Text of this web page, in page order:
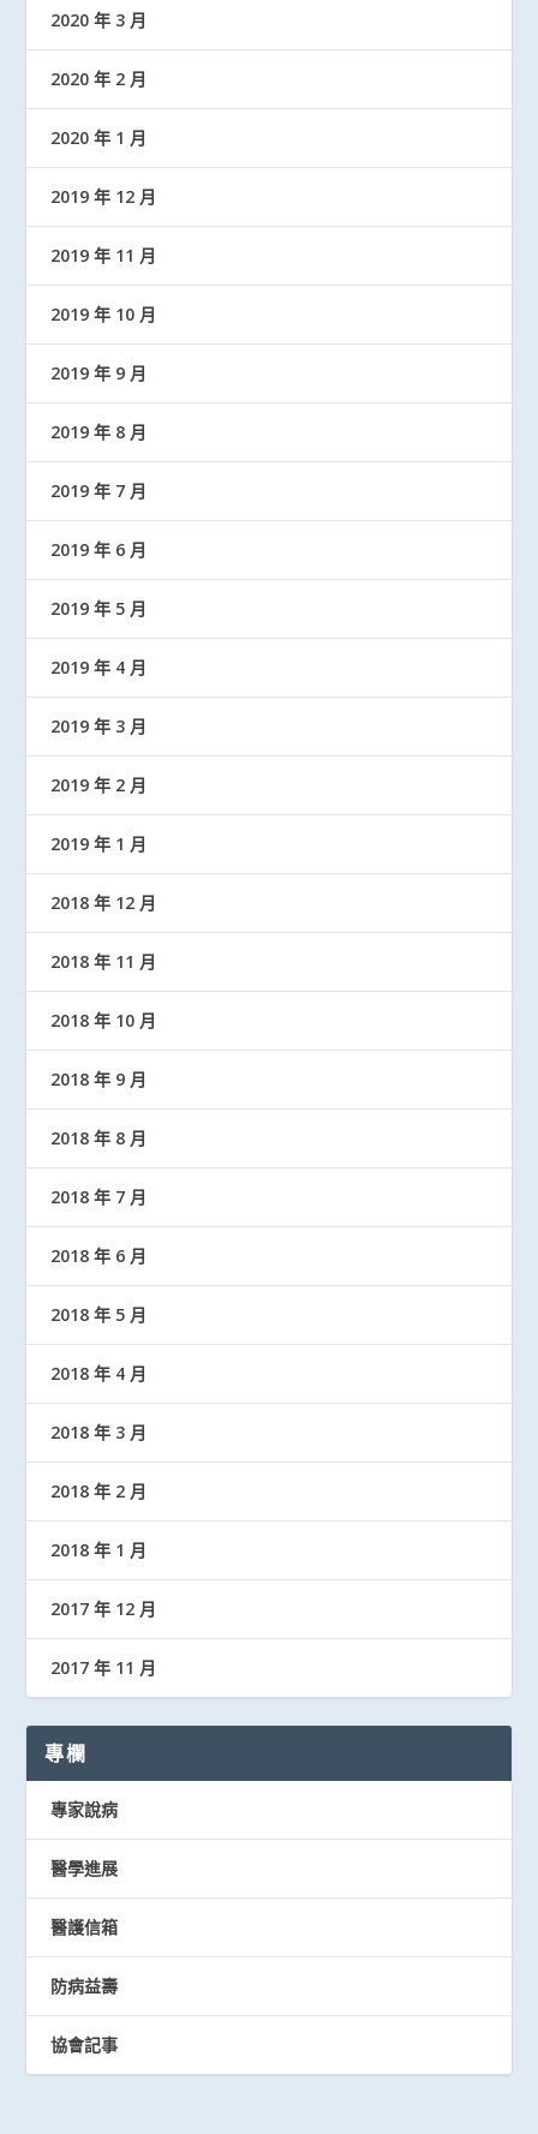
2020 年 3 月
2020 年 2 月
2020 年 1 月
2019 年 12 月
2019 年 11 月
2019 年 10 月
2019 年 9 月
2019 年 8 月
2019 年 7 月
2019 年 6 月
2019 年 5 月
2019 年 4 月
2019 年 3 月
2019 年 2 月
2019 年 1 月
2018 年 12 月
2018 年 11 月
2018 年 10 月
2018 年 9 月
2018 年 8 月
2018 年 7 月
2018 年 6 月
2018 年 5 月
2018 年 4 月
2018 年 3 月
2018 年 2 月
2018 年 1 月
2017 年 12 月
2017 年 11 月
專欄
專家說病
醫學進展
醫護信箱
防病益壽
協會記事